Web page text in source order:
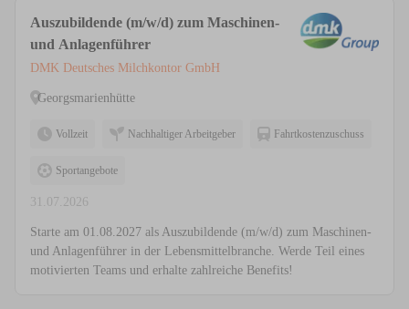
Auszubildende (m/w/d) zum Maschinen-
und Anlagenführer
DMK Deutsches Milchkontor GmbH
Georgsmarienhütte
Vollzeit Nachhaltiger Arbeitgeber Fahrtkostenzuschuss
Sportangebote
31.07.2026
Starte am 01.08.2027 als Auszubildende (m/w/d) zum Maschinen-
und Anlagenführer in der Lebensmittelbranche. Werde Teil eines
motivierten Teams und erhalte zahlreiche Benefits!